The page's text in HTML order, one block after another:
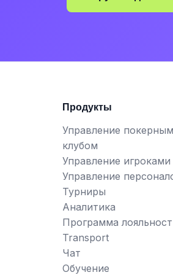
Продукты
Управление покерным
клубом
Управление игроками
Управление
Турниры
Аналитика
Программа
Transport
Чат
Обучение